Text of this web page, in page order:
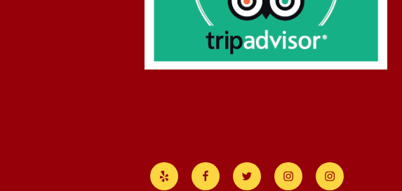
Yelp FacebookTwitter Instagram#Savannah
Cafe